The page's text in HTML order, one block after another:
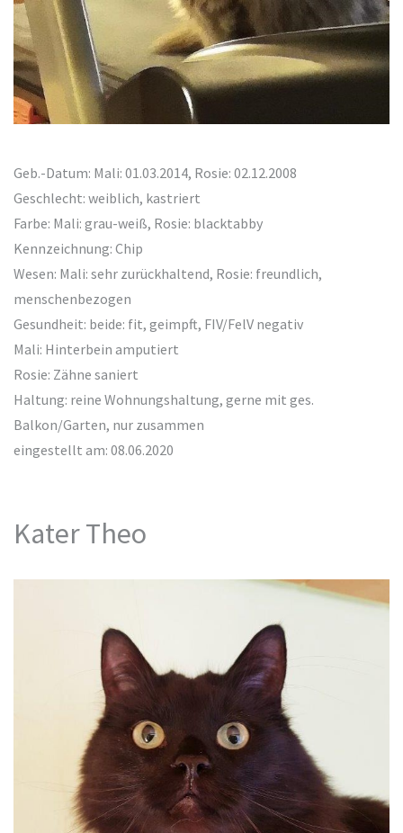
Geb.-Datum: Mali: 01.03.2014, Rosie: 02.12.2008
Geschlecht: weiblich, kastriert
Farbe: Mali: grau-weiß, Rosie: blacktabby
Kennzeichnung: Chip
Wesen: Mali: sehr zurückhaltend, Rosie: freundlich,
menschenbezogen
Gesundheit: beide: fit, geimpft, FIV/FelV negativ
Mali: Hinterbein amputiert
Rosie: Zähne saniert
Haltung: reine Wohnungshaltung, gerne mit ges.
Balkon/Garten, nur zusammen
eingestellt am: 08.06.2020
Kater Theo